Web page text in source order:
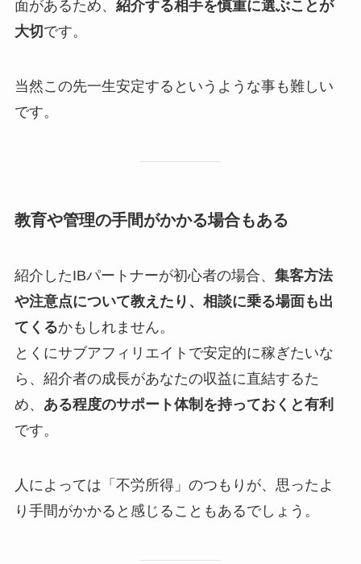
面があるため、 紹介する相手を慎重に選ぶことが
大切 です。
当然この先一生安定するというような事も難しい
です。
教育や管理の手間がかかる場合もある
紹介したIBパートナーが初心者の場合、 集客方法
や注意点について教えたり、相談に乗る場面も出
てくるかもしれません。
とくにサブアフィリエイトで安定的に稼ぎたいな
ら、紹介者の成長があなたの収益に直結するた
め、 ある程度のサポート体制を持っておくと有利
です。
人によっては「不労所得」のつもりが、思ったよ
り手間がかかると感じることもあるでしょう。